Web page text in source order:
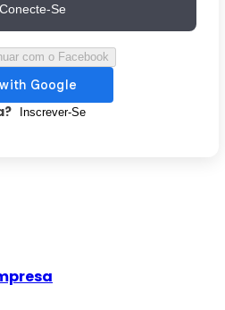
Conecte-Se
com o Facebook
Inscrever-Se